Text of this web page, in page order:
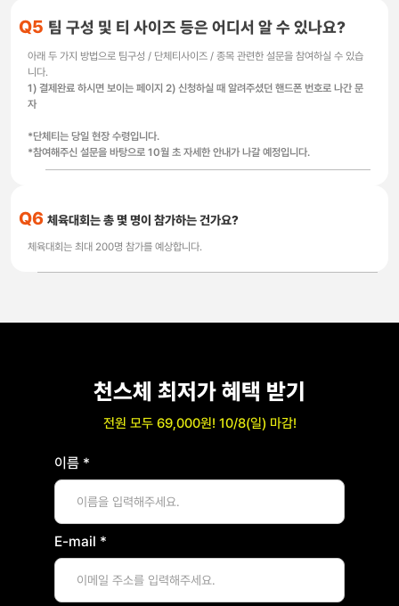
Q5 팀 구성 및 티 사이즈 등은 어디서 알 수 있나요?
아래 두 가지 방법으로 팀구성 / 단체티사이즈 / 종목 관련한 설문을 참여하실 수 있습
니다.
1) 결제완료 하시면 보이는 페이지 2) 신청하실 때 알려주셨던 핸드폰 번호로 나간 문
자
*단체티는 당일 현장 수령입니다.
*참여해주신 설문을 바탕으로 10월 초 자세한 안내가 나갈 예정입니다.
Q6 체육대회는 총 몇 명이 참가하는 건가요?
체육대회는 최대 200명 참가를 예상합니다.
천스체 최저가 혜택 받기
전원 모두 69,000원! 10/8(일) 마감!
이름 *
E-mail *